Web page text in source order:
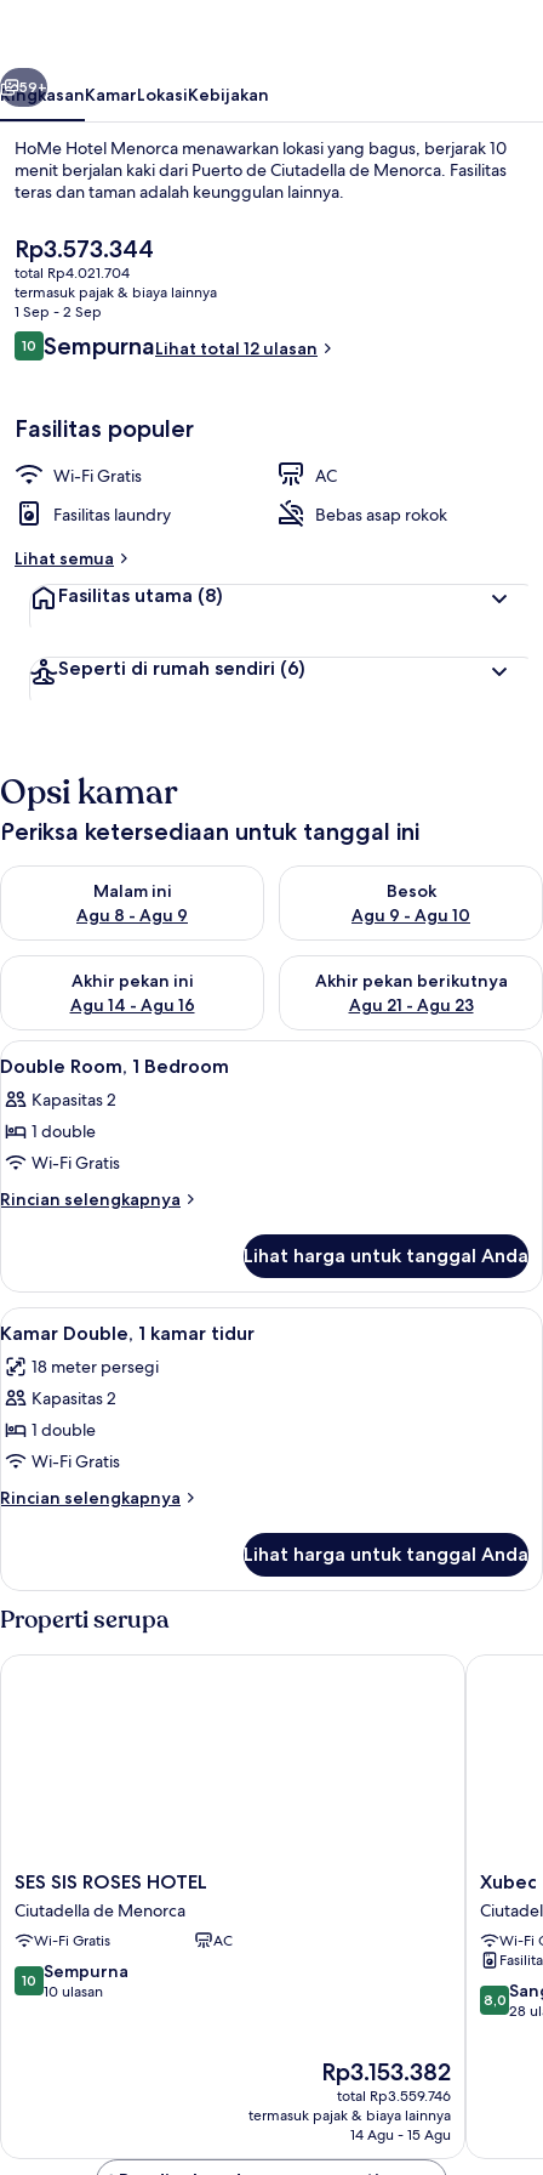
Area keluarga
Berikutnya
59+
RingkasanKamarLokasiKebijakan
HoMe Hotel Menorca menawarkan lokasi yang bagus, berjarak 10
menit berjalan kaki dari Puerto de Ciutadella de Menorca. Fasilitas
teras dan taman adalah keunggulan lainnya.
Harga
saat
ini
Rp3.573.344
Rp3.573.344
total Rp4.021.704
termasuk pajak & biaya lainnya
1 Sep - 2 Sep
Ulasan
1010 dari 10
SempurnaLihat total 12 ulasan
Fasilitas populer
Wi-Fi Gratis
AC
Fasilitas laundry
Bebas asap rokok
Lihat semua
Fasilitas utama (8)
Seperti di rumah sendiri (6)
Opsi kamar
Periksa ketersediaan untuk tanggal ini
Malam ini
Agu 8 - Agu 9
Periksa ketersediaan untuk malam ini Agu 8 - Agu 9
Besok
Agu 9 - Agu 10
Periksa ketersediaan untuk
Akhir pekan ini
Agu 14 - Agu 16
Periksa ketersediaan untuk akhir pekan ini Agu 14 - Agu 16
Akhir pekan berikutnya
Agu 21 - Agu 23
Periksa ketersediaan untuk
Lihat
semua
foto
untuk
Double
Room,
Kedap suara, Wi-Fi gratis, dan seprai
13
Double Room, 1 Bedroom
Kapasitas 2
1 double
Wi-Fi Gratis
Rincian selengkapnya
Rincian
Double
Room,
1
Lihat harga untuk tanggal Anda
Lihat
semua
foto
untuk
Kamar
Double,
1
kamar
Kamar Double, 1 kamar tidur |
30
Kamar Double, 1 kamar tidur
18 meter persegi
Kapasitas 2
1 double
Wi-Fi Gratis
Rincian selengkapnya
Rincian
Kamar
Double,
1
kamar
tidur
Lihat harga untuk tanggal Anda
Properti serupa
SES
SIS
ROSES
HOTEL
Ciutadella
de
SES SIS ROSES HOTEL
Ciutadella de Menorca
Wi-Fi Gratis AC
10.0
dari
10 Sempurna
10 ulasan
Harga
sekarang
Rp3.153.382
Rp3.153.382
total Rp3.559.746
termasuk pajak & biaya lainnya
14 Agu - 15 Agu
SES SIS ROSES HOTEL
Xubec
-
Alberg
Juvenil
de
Wi-Fi
8.0
dari
8,0
28
Xubec -